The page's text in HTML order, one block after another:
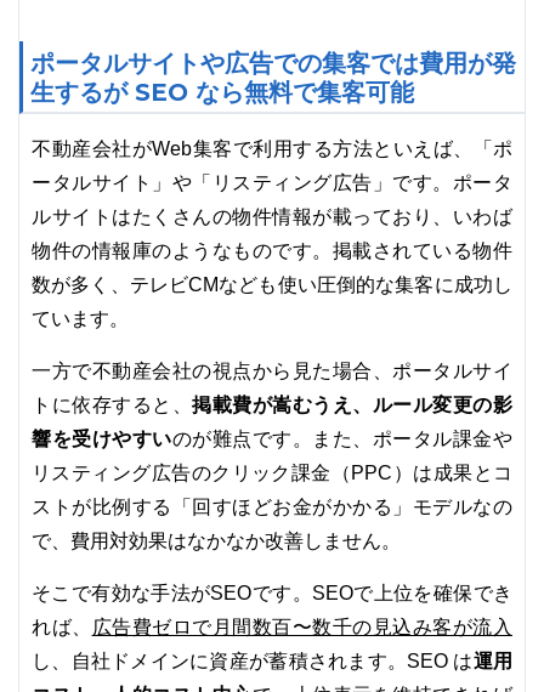
ポータルサイトや広告での集客では費用が発
生するが SEO なら無料で集客可能
不動産会社がWeb集客で利用する方法といえば、「ポ
ータルサイト」や「リスティング広告」です。ポータ
ルサイトはたくさんの物件情報が載っており、いわば
物件の情報庫のようなものです。掲載されている物件
数が多く、テレビCMなども使い圧倒的な集客に成功し
ています。
一方で不動産会社の視点から見た場合、ポータルサイ
トに依存すると、掲載費が嵩むうえ、ルール変更の影
響を受けやすいのが難点です。また、ポータル課金や
リスティング広告のクリック課金（PPC）は成果とコ
ストが比例する「回すほどお金がかかる」モデルなの
で、費用対効果はなかなか改善しません。
そこで有効な手法がSEOです。SEOで上位を確保でき
れば、 広告費ゼロで月間数百〜数千の見込み客が流入
し、自社ドメインに資産が蓄積されます。SEO は運用